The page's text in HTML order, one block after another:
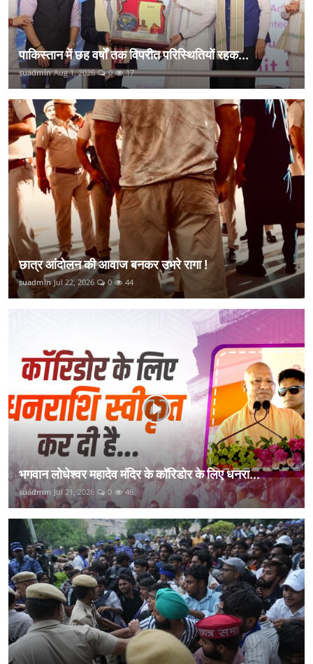
पाकिस्तान में छह वर्षों तक विपरीत परिस्थितियों रहक...
suadmin Aug 1, 2026 0 17
छात्र आंदोलन की आवाज बनकर उभरे रागा !
suadmin Jul 22, 2026 0 44
भगवान लोधेश्वर महादेव मंदिर के कॉरिडोर के लिए धनरा...
suadmin Jul 21, 2026 0 46